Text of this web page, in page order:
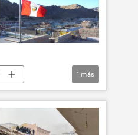
1 más